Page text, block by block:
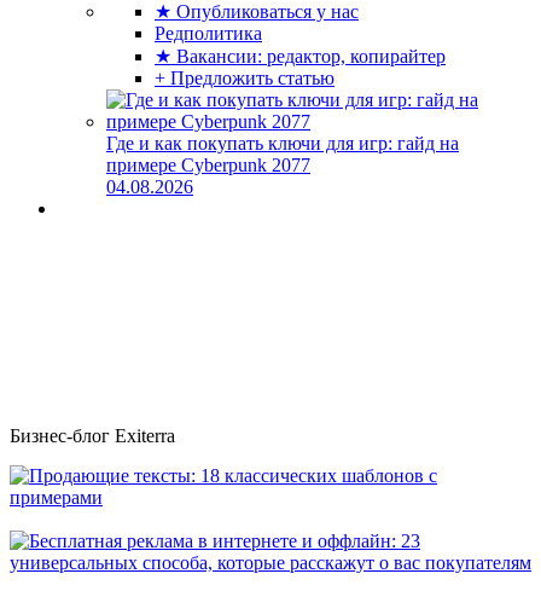
★ Опубликоваться у нас
Редполитика
★ Вакансии: редактор, копирайтер
+ Предложить статью
Где и как покупать ключи для игр: гайд на
примере Cyberpunk 2077
04.08.2026
Бизнес-блог Exiterra